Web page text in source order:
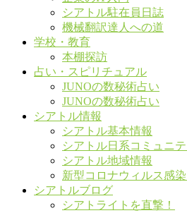
シアトル駐在員日誌
機械翻訳達人への道
学校・教育
本棚探訪
占い・スピリチュアル
JUNOの数秘術占い
JUNOの数秘術占い
シアトル情報
シアトル基本情報
シアトル日系コミュニ
シアトル地域情報
新型コロナウィルス感
シアトルブログ
シアトライトを直撃！